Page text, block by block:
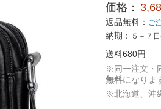
価格：
返品無料： ご
納期： ５－７
送料680円
※同一注文・
無料になりま
※北海道、沖